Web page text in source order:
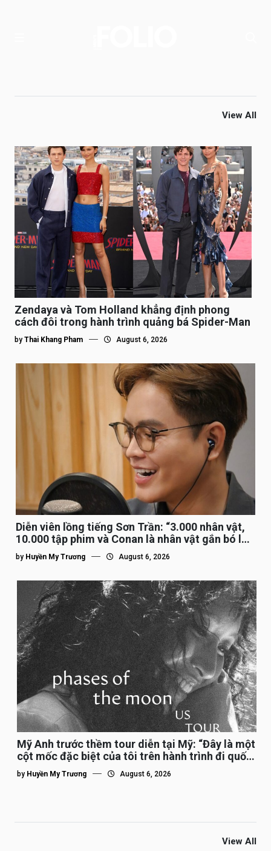
View All
Zendaya và Tom Holland khẳng định phong
cách đôi trong hành trình quảng bá Spider-Man
by Thai Khang Pham August 6, 2026
Diễn viên lồng tiếng Sơn Trần: “3.000 nhân vật,
10.000 tập phim và Conan là nhân vật gắn bó lâu
nhất”
by Huyền My Trương August 6, 2026
Mỹ Anh trước thềm tour diễn tại Mỹ: “Đây là một
cột mốc đặc biệt của tôi trên hành trình đi quốc
tế”
by Huyền My Trương August 6, 2026
View All